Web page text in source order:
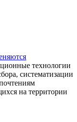
технологии
систематизации
на территории